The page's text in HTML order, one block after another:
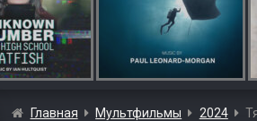
Главная Мультфильмы 2024